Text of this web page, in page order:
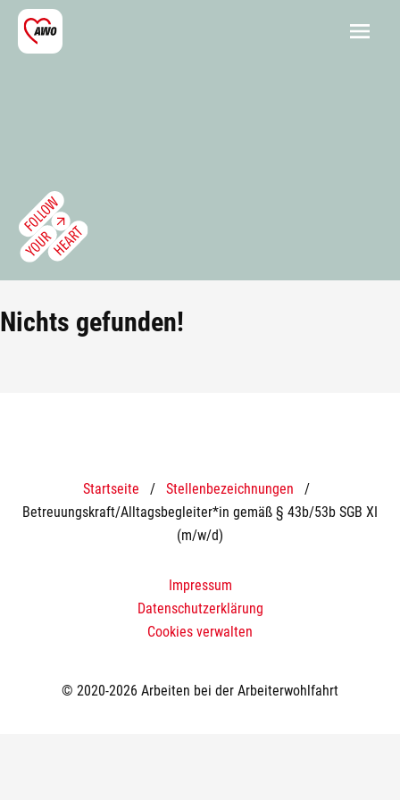
Nichts gefunden!
Startseite / Stellenbezeichnungen /
Betreuungskraft/Alltagsbegleiter*in gemäß § 43b/53b SGB XI
(m/w/d)
Impressum
Datenschutzerklärung
Cookies verwalten
© 2020-2026 Arbeiten bei der Arbeiterwohlfahrt